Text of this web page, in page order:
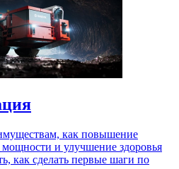
как повышение
мощности и улучшение здоровья
как сделать первые шаги по